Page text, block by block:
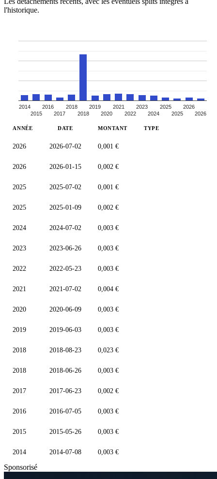
l'historique.
2014
2015
2016
2017
2018
2018
2019
2020
2021
2022
2023
2024
2025
2025
2026
2026
ANNÉE DATE MONTANT TYPE
2026 2026-07-02 0,001 €
2026 2026-01-15 0,002 €
2025 2025-07-02 0,001 €
2025 2025-01-09 0,002 €
2024 2024-07-02 0,003 €
2023 2023-06-26 0,003 €
2022 2022-05-23 0,003 €
2021 2021-07-02 0,004 €
2020 2020-06-09 0,003 €
2019 2019-06-03 0,003 €
2018 2018-08-23 0,023 €
2018 2018-06-26 0,003 €
2017 2017-06-23 0,002 €
2016 2016-07-05 0,003 €
2015 2015-05-26 0,003 €
2014 2014-07-08 0,003 €
Sponsorisé